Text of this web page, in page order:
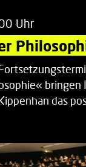
Uhr
bringen
das